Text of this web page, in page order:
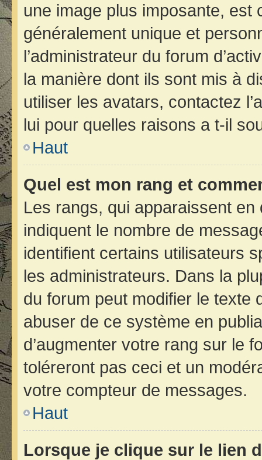
une image plus imposante, est
généralement unique et
l’administrateur du forum
la manière dont ils sont mis à
utiliser les avatars, contactez
lui pour quelles raisons a t-il
Haut
Quel est mon rang et
Les rangs, qui apparaissent en
indiquent le nombre de
identifient certains utilisateurs
les administrateurs. Dans la
du forum peut modifier le texte
abuser de ce système en
d’augmenter votre rang sur le
toléreront pas ceci et un
votre compteur de messages.
Haut
Lorsque je clique sur le lien